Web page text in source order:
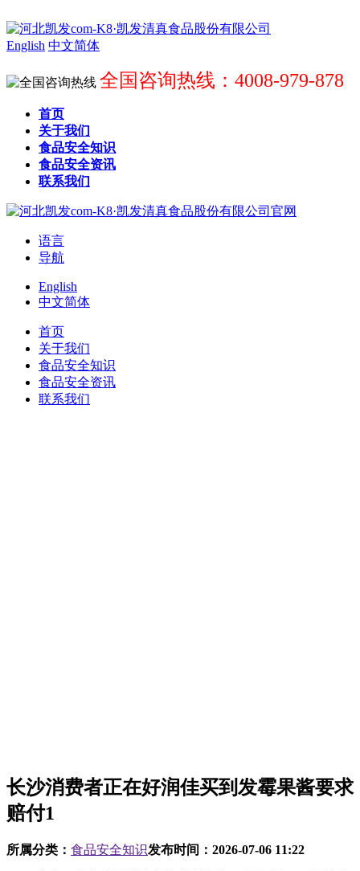
English 中文简体
全国咨询热线：4008-979-878
首页
关于我们
食品安全知识
食品安全资讯
联系我们
语言
导航
English
中文简体
首页
关于我们
食品安全知识
食品安全资讯
联系我们
长沙消费者正在好润佳买到发霉果酱要求
赔付1
所属分类： 食品安全知识发布时间： 2026-07-06 11:22